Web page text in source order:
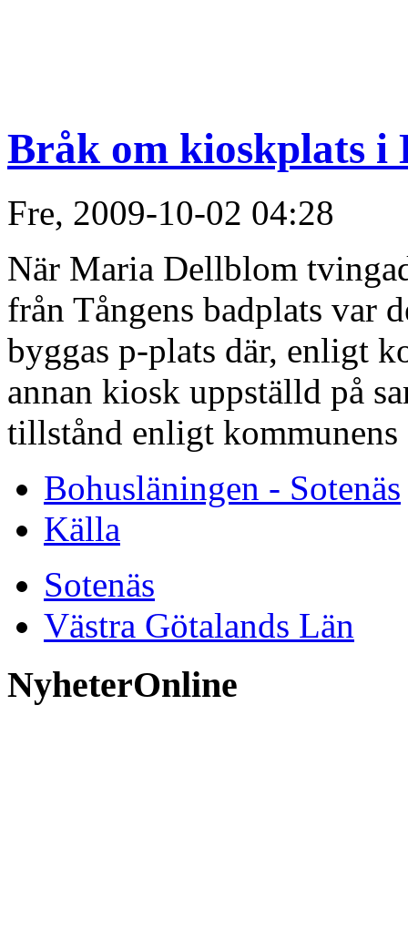
Bråk om kioskplats i
Fre, 2009-10-02 04:28
När Maria Dellblom
från Tångens badplats var
byggas p-plats där, enligt
annan kiosk uppställd på
tillstånd enligt kommunens
Bohusläningen - Sotenäs
Källa
Sotenäs
Västra Götalands Län
NyheterOnline